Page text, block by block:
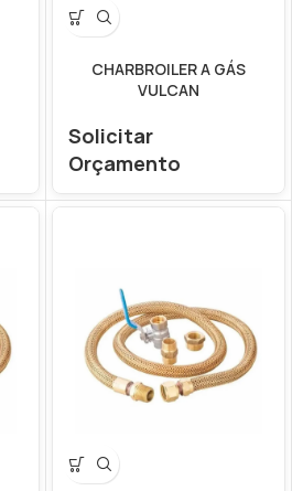
CHARBROILER A GÁS
VULCAN
Solicitar
Orçamento